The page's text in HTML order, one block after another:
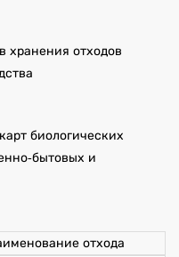
хранения отходов
биологических
бытовых и
отхода